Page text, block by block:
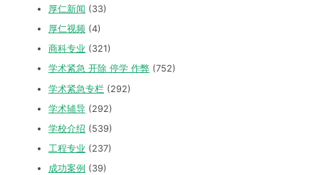
厚仁新闻 (33)
厚仁视频 (4)
商科专业 (321)
学术紧急 开除 停学 作弊 (752)
学术紧急专栏 (292)
学术辅导 (292)
学校介绍 (539)
工程专业 (237)
成功案例 (39)